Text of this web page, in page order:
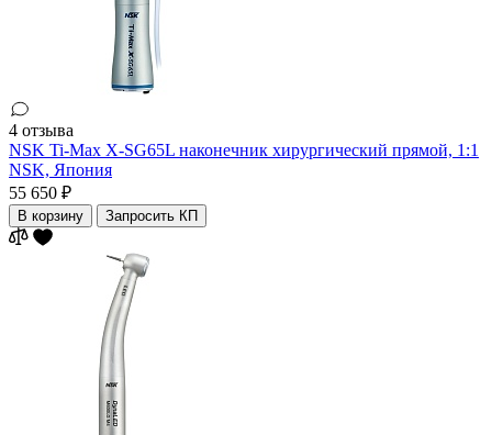
4 отзыва
NSK Ti-Max X-SG65L наконечник хирургический прямой, 1:1
NSK, Япония
55 650 ₽
В корзину Запросить КП